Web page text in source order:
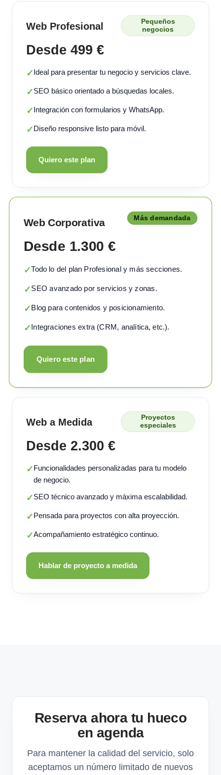
Web Profesional
Pequeños
negocios
Desde 499 €
✓Ideal para presentar tu negocio y servicios clave.
✓SEO básico orientado a búsquedas locales.
✓Integración con formularios y WhatsApp.
✓Diseño responsive listo para móvil.
Quiero este plan
Web Corporativa Más demandada
Desde 1.300 €
✓Todo lo del plan Profesional y más secciones.
✓SEO avanzado por servicios y zonas.
✓Blog para contenidos y posicionamiento.
✓Integraciones extra (CRM, analítica, etc.).
Quiero este plan
Web a Medida
Proyectos
especiales
Desde 2.300 €
✓Funcionalidades personalizadas para tu modelo
de negocio.
✓SEO técnico avanzado y máxima escalabilidad.
✓Pensada para proyectos con alta proyección.
✓Acompañamiento estratégico continuo.
Hablar de proyecto a medida
Reserva ahora tu hueco
en agenda
Para mantener la calidad del servicio, solo
aceptamos un número limitado de nuevos